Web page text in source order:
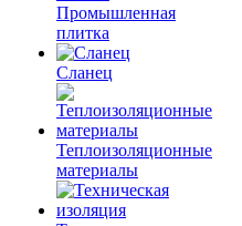
Промышленная
плитка
Сланец
Теплоизоляционные
материалы